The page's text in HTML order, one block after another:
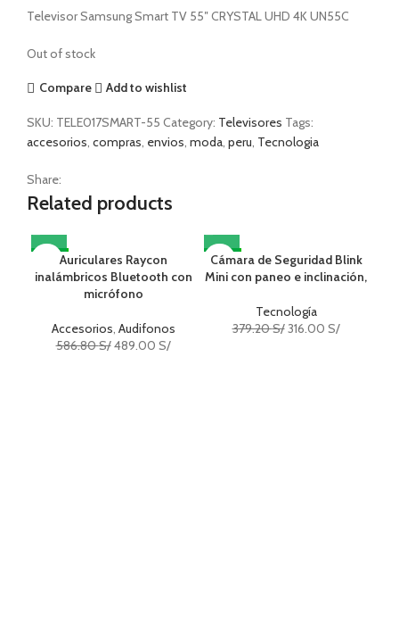
Televisor Samsung Smart TV 55″ CRYSTAL UHD 4K UN55C
Out of stock
Compare Add to wishlist
SKU: TELE017SMART-55 Category: Televisores Tags:
accesorios compras envios moda peru Tecnologia
Share:
Related products
Auriculares Raycon
inalámbricos Bluetooth con
micrófono
Accesorios Audifonos
586.80S/489.00 S/
-17%
Cámara de Seguridad Blink
Mini con paneo e inclinación,
Tecnología
379.20S/316.00 S/